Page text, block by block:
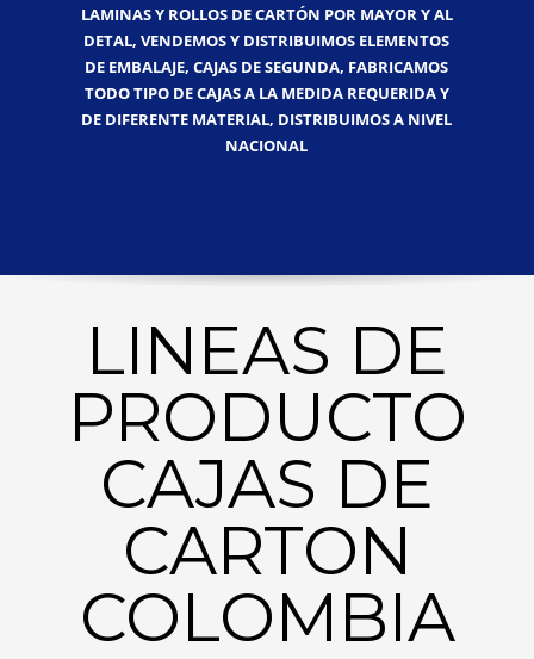
LAMINAS Y ROLLOS DE CARTÓN POR MAYOR Y AL
DETAL, VENDEMOS Y DISTRIBUIMOS ELEMENTOS
DE EMBALAJE, CAJAS DE SEGUNDA, FABRICAMOS
TODO TIPO DE CAJAS A LA MEDIDA REQUERIDA Y
DE DIFERENTE MATERIAL, DISTRIBUIMOS A NIVEL
NACIONAL
LINEAS DE
PRODUCTO
CAJAS DE
CARTON
COLOMBIA